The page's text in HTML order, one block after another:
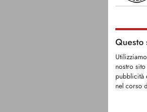
Questo
nostro
pubblicità
nel corso